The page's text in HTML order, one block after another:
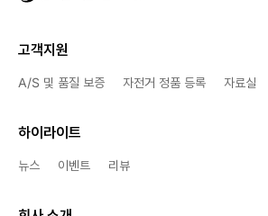
고객지원
A/S 및 품질 보증 자전거 정품 등록 자료실
하이라이트
뉴스 이벤트 리뷰